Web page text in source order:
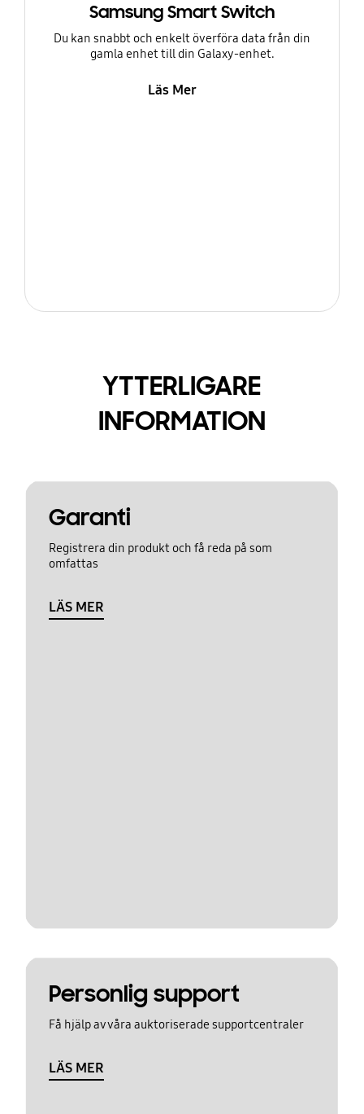
Samsung Smart Switch
Du kan snabbt och enkelt överföra data från din
gamla enhet till din Galaxy-enhet.
Läs Mer
YTTERLIGARE
INFORMATION
Garanti
Registrera din produkt och få reda på som
omfattas
LÄS MER
Personlig support
Få hjälp av våra auktoriserade supportcentraler
LÄS MER